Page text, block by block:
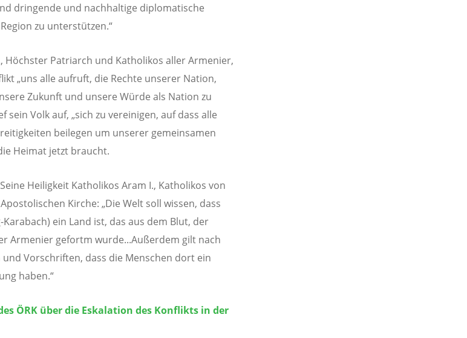
dringende und nachhaltige diplomatische
zu unterstützen.“
Höchster Patriarch und Katholikos aller Armenier,
„uns alle aufruft, die Rechte unserer Nation,
Zukunft und unsere Würde als Nation zu
sein Volk auf, „sich zu vereinigen, auf dass alle
beilegen um unserer gemeinsamen
Heimat jetzt braucht.
Heiligkeit Katholikos Aram I., Katholikos von
Kirche: „Die Welt soll wissen, dass
Karabach) ein Land ist, das aus dem Blut, der
Armenier gefortm wurde...Außerdem gilt nach
Vorschriften, dass die Menschen dort ein
haben.“
ÖRK über die Eskalation des Konflikts in der